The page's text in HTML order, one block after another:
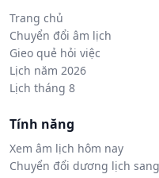
Trang chủ
Chuyển đổi âm lịch
Gieo quẻ hỏi việc
Lịch năm 2026
Lịch tháng 8
Tính năng
Xem âm lịch hôm nay
Chuyển đổi dương lịch